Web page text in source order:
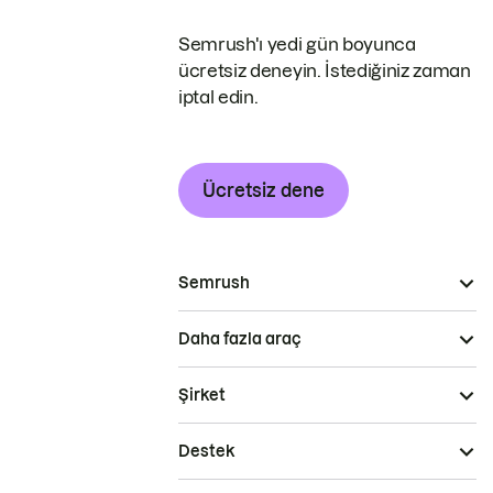
Semrush'ı yedi gün boyunca
ücretsiz deneyin. İstediğiniz zaman
iptal edin.
Ücretsiz dene
Semrush
Daha fazla araç
Şirket
Destek